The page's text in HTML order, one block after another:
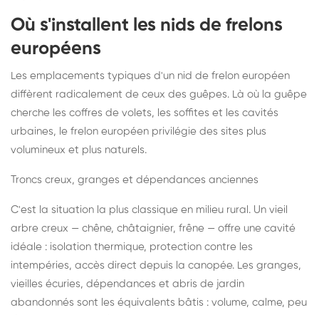
Où s'installent les nids de frelons
européens
Les emplacements typiques d'un nid de frelon européen
diffèrent radicalement de ceux des guêpes. Là où la guêpe
cherche les coffres de volets, les soffites et les cavités
urbaines, le frelon européen privilégie des sites plus
volumineux et plus naturels.
Troncs creux, granges et dépendances anciennes
C'est la situation la plus classique en milieu rural. Un vieil
arbre creux — chêne, châtaignier, frêne — offre une cavité
idéale : isolation thermique, protection contre les
intempéries, accès direct depuis la canopée. Les granges,
vieilles écuries, dépendances et abris de jardin
abandonnés sont les équivalents bâtis : volume, calme, peu